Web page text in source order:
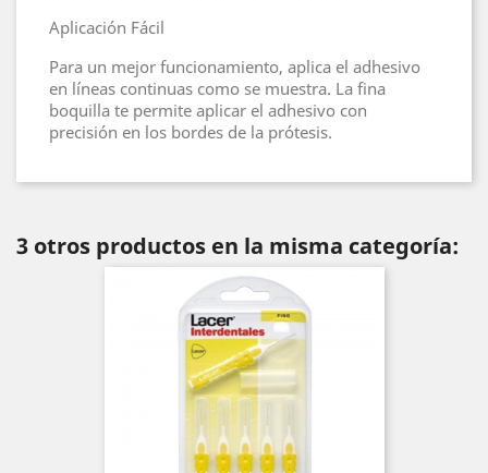
Aplicación Fácil
Para un mejor funcionamiento, aplica el adhesivo
en líneas continuas como se muestra. La fina
boquilla te permite aplicar el adhesivo con
precisión en los bordes de la prótesis.
3 otros productos en la misma categoría: